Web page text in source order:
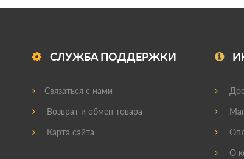
СЛУЖБА ПОДДЕРЖКИ
Связаться с нами
Возврат и обмен товара
Карта сайта
О